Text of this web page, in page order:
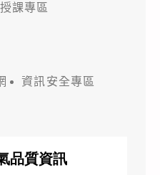
課專區
資訊安全專區